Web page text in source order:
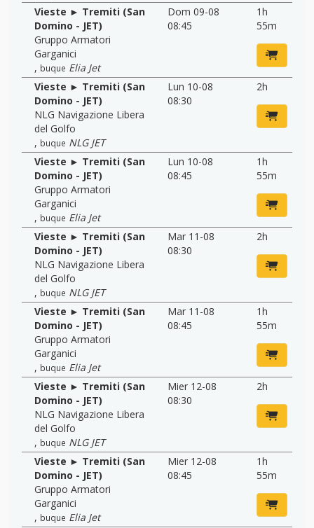
Vieste ► Tremiti (San
Domino - JET)
Gruppo Armatori
Garganici
, buque Elia Jet
Dom 09-08
08:45
1h
55m
Vieste ► Tremiti (San
Domino - JET)
NLG Navigazione Libera
del Golfo
, buque NLG JET
Lun 10-08
08:30
2h
Vieste ► Tremiti (San
Domino - JET)
Gruppo Armatori
Garganici
, buque Elia Jet
Lun 10-08
08:45
1h
55m
Vieste ► Tremiti (San
Domino - JET)
NLG Navigazione Libera
del Golfo
, buque NLG JET
Mar 11-08
08:30
2h
Vieste ► Tremiti (San
Domino - JET)
Gruppo Armatori
Garganici
, buque Elia Jet
Mar 11-08
08:45
1h
55m
Vieste ► Tremiti (San
Domino - JET)
NLG Navigazione Libera
del Golfo
, buque NLG JET
Mier 12-08
08:30
2h
Vieste ► Tremiti (San
Domino - JET)
Gruppo Armatori
Garganici
, buque Elia Jet
Mier 12-08
08:45
1h
55m